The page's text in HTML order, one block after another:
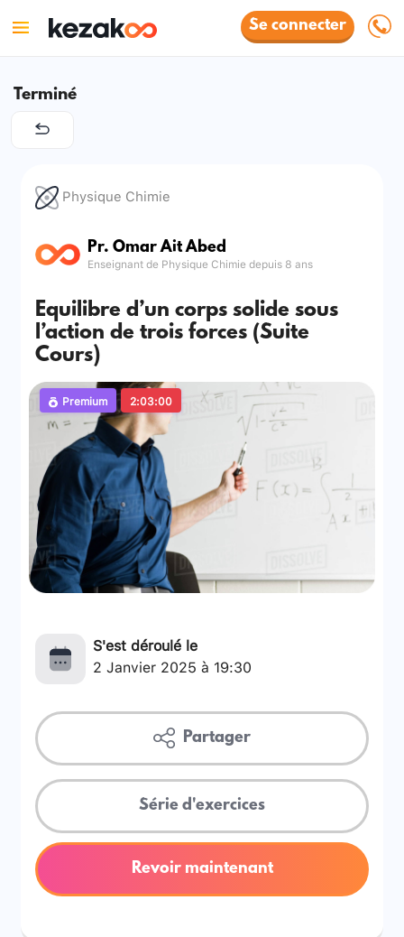
Se connecter
Terminé
Physique Chimie
Pr. Omar Ait Abed
Enseignant de Physique Chimie depuis 8 ans
Equilibre d’un corps solide sous
l’action de trois forces (Suite
Cours)
Premium 2:03:00
S'est déroulé le
2 Janvier 2025 à 19:30
Partager
Série d'exercices
Revoir maintenant